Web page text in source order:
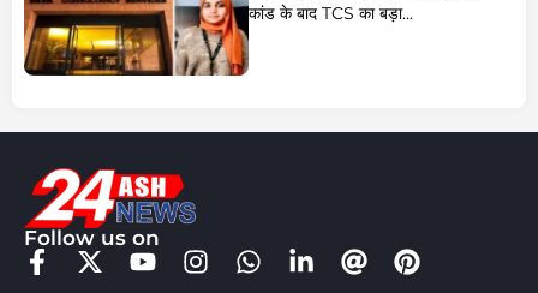
कांड के बाद TCS का बड़ा...
Follow us on